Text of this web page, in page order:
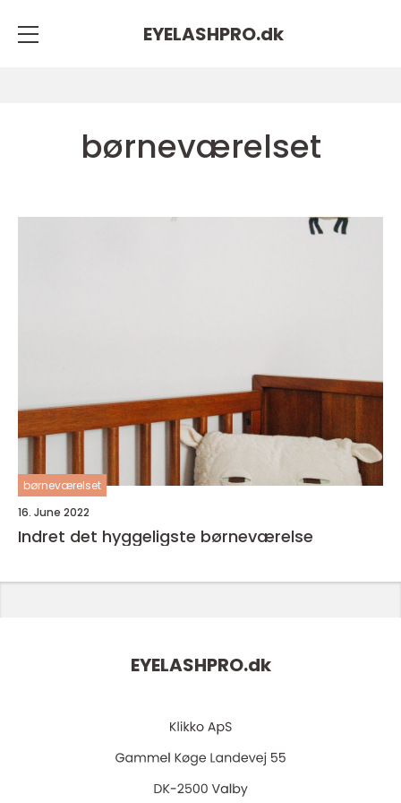
EYELASHPRO.dk
børneværelset
børneværelset
16. June 2022
Indret det hyggeligste børneværelse
EYELASHPRO.dk